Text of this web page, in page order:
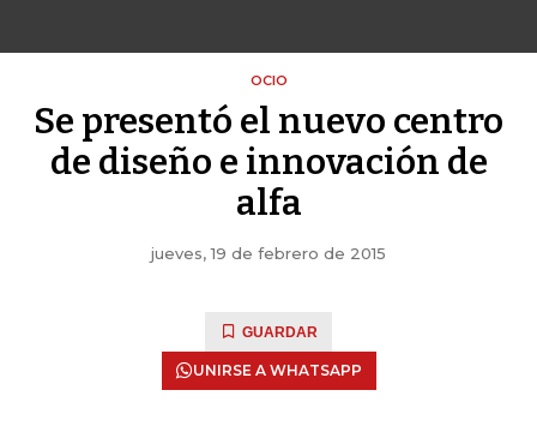
OCIO
Se presentó el nuevo centro
de diseño e innovación de
alfa
jueves, 19 de febrero de 2015
GUARDAR
UNIRSE A WHATSAPP